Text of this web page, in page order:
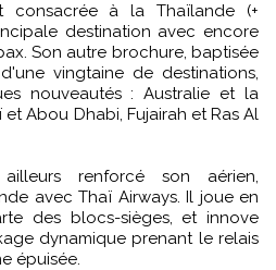
destination avec encore
Son autre brochure, baptisée
vingtaine de destinations,
nouveautés : Australie et la
Abou Dhabi, Fujairah et Ras Al
renforcé son aérien,
avec Thaï Airways. Il joue en
des blocs-sièges, et innove
dynamique prenant le relais
épuisée.